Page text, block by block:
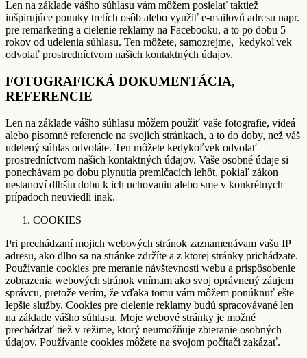
Len na základe vášho súhlasu vám môžem posielať taktiež
inšpirujúce ponuky tretích osôb alebo využiť e-mailovú adresu napr.
pre remarketing a cielenie reklamy na Facebooku, a to po dobu 5
rokov od udelenia súhlasu. Ten môžete, samozrejme, kedykoľvek
odvolať prostredníctvom našich kontaktných údajov.
FOTOGRAFICKÁ DOKUMENTÁCIA,
REFERENCIE
Len na základe vášho súhlasu môžem použiť vaše fotografie, videá
alebo písomné referencie na svojich stránkach, a to do doby, než váš
udelený súhlas odvoláte. Ten môžete kedykoľvek odvolať
prostredníctvom našich kontaktných údajov. Vaše osobné údaje si
ponechávam po dobu plynutia premlčacích lehôt, pokiaľ zákon
nestanoví dlhšiu dobu k ich uchovaniu alebo sme v konkrétnych
prípadoch neuviedli inak.
COOKIES
Pri prechádzaní mojich webových stránok zaznamenávam vašu IP
adresu, ako dlho sa na stránke zdržíte a z ktorej stránky prichádzate.
Používanie cookies pre meranie návštevnosti webu a prispôsobenie
zobrazenia webových stránok vnímam ako svoj oprávnený záujem
správcu, pretože verím, že vďaka tomu vám môžem ponúknuť ešte
lepšie služby. Cookies pre cielenie reklamy budú spracovávané len
na základe vášho súhlasu. Moje webové stránky je možné
prechádzať tiež v režime, ktorý neumožňuje zbieranie osobných
údajov. Používanie cookies môžete na svojom počítači zakázať.